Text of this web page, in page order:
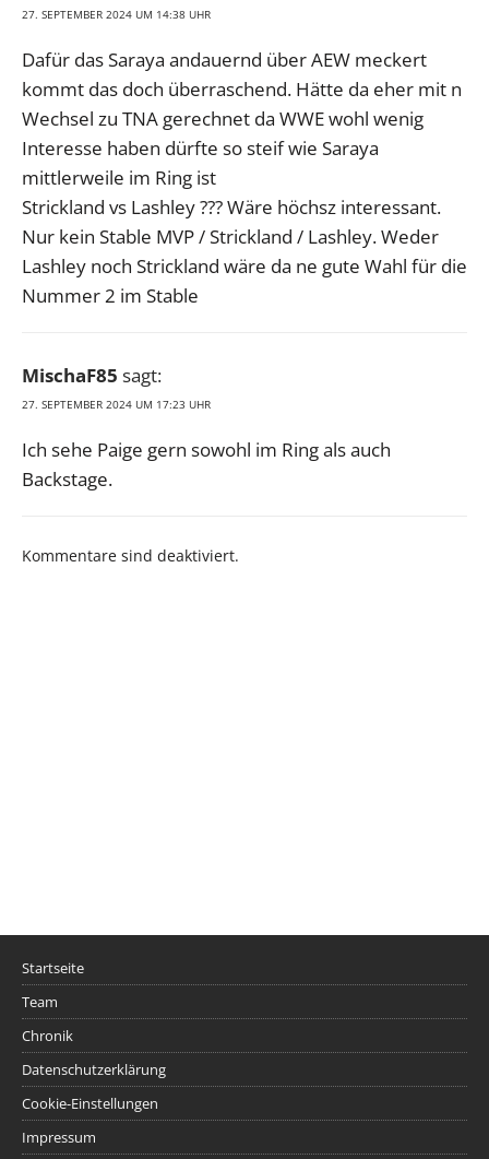
27. SEPTEMBER 2024 UM 14:38 UHR
Dafür das Saraya andauernd über AEW meckert
kommt das doch überraschend. Hätte da eher mit n
Wechsel zu TNA gerechnet da WWE wohl wenig
Interesse haben dürfte so steif wie Saraya
mittlerweile im Ring ist
Strickland vs Lashley ??? Wäre höchsz interessant.
Nur kein Stable MVP / Strickland / Lashley. Weder
Lashley noch Strickland wäre da ne gute Wahl für die
Nummer 2 im Stable
MischaF85 sagt:
27. SEPTEMBER 2024 UM 17:23 UHR
Ich sehe Paige gern sowohl im Ring als auch
Backstage.
Kommentare sind deaktiviert.
Startseite
Team
Chronik
Datenschutzerklärung
Cookie-Einstellungen
Impressum